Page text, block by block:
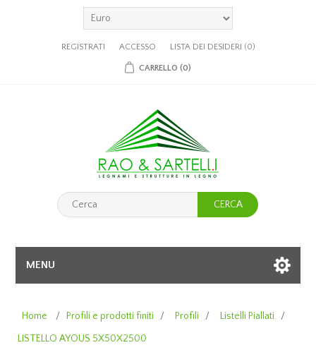
REGISTRATI ACCESSO LISTA DEI DESIDERI (0)
CARRELLO (0)
CERCA
MENU
Home / Profili e prodotti finiti / Profili / Listelli Piallati
/
LISTELLO AYOUS 5X50X2500